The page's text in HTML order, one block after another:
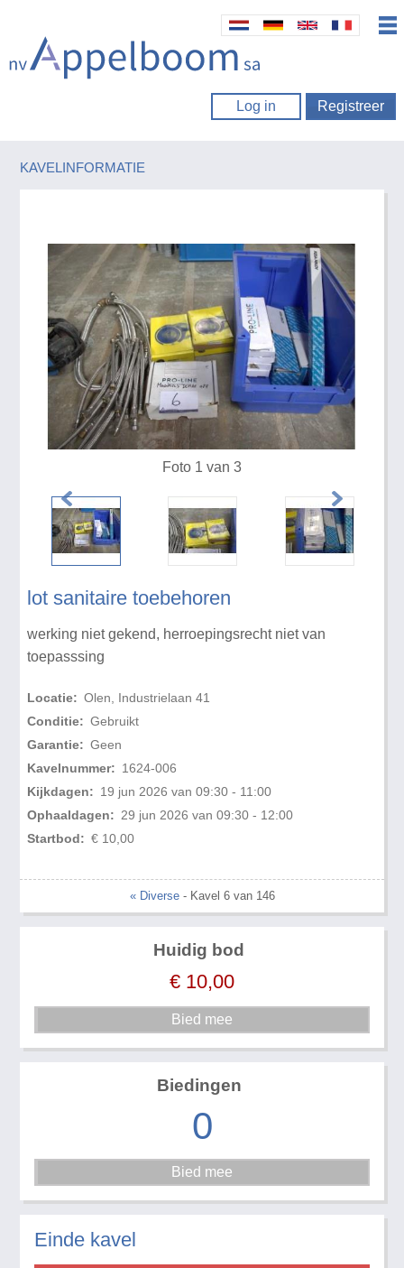
Log in Registreer
KAVELINFORMATIE
lot sanitaire toebehoren
werking niet gekend, herroepingsrecht niet van
toepasssing
Locatie: Olen, Industrielaan 41
Conditie: Gebruikt
Garantie: Geen
Kavelnummer: 1624-006
Kijkdagen: 19 jun 2026 van 09:30 - 11:00
Ophaaldagen: 29 jun 2026 van 09:30 - 12:00
Startbod: € 10,00
Foto 1 van 3
« Diverse- Kavel 6 van 146
Huidig bod
€ 10,00
Biedingen
0
Einde kavel